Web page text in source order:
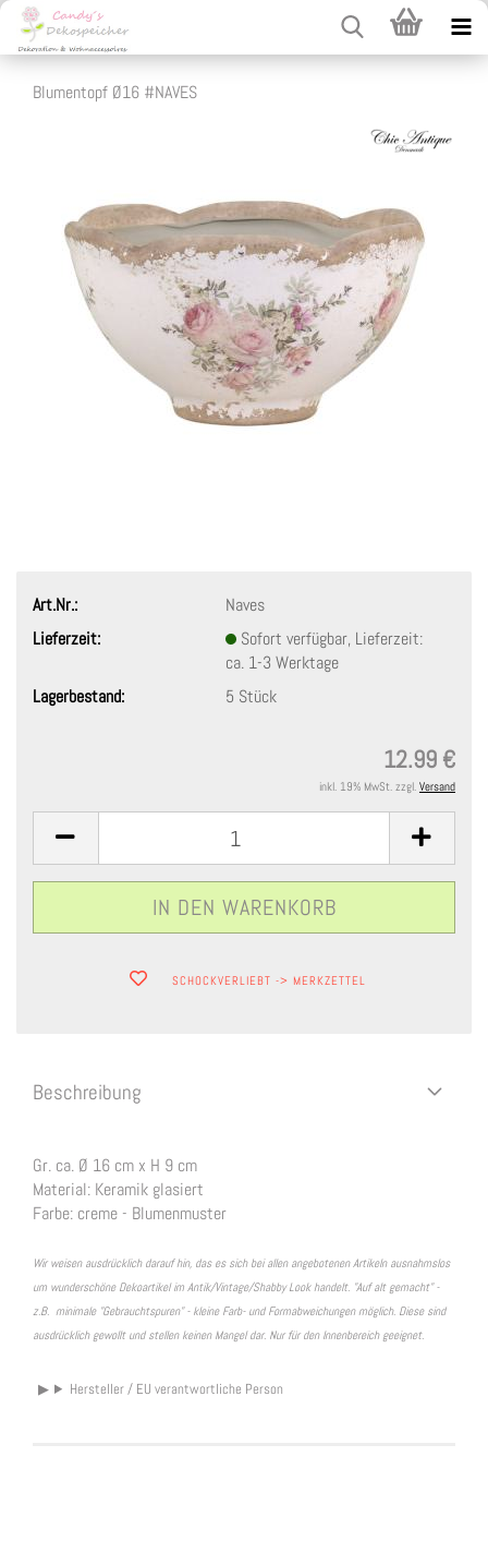
Blumentopf Ø16 #NAVES
Art.Nr.:
Naves
Lieferzeit:
Sofort verfügbar, Lieferzeit:
ca. 1-3 Werktage
Lagerbestand:
5 Stück
12.99 €
inkl. 19% MwSt. zzgl. Versand
SCHOCKVERLIEBT -> MERKZETTEL
Beschreibung
Gr. ca. Ø 16 cm x H 9 cm
Material: Keramik glasiert
Farbe: creme - Blumenmuster
Wir weisen ausdrücklich darauf hin, das es sich bei allen angebotenen Artikeln ausnahmslos
um wunderschöne Dekoartikel im Antik/Vintage/Shabby Look handelt. "Auf alt gemacht" -
z.B. minimale "Gebrauchtspuren" - kleine Farb- und Formabweichungen möglich. Diese sind
ausdrücklich gewollt und stellen keinen Mangel dar. Nur für den Innenbereich geeignet.
Hersteller / EU verantwortliche Person